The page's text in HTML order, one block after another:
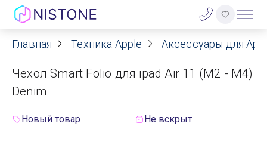
Акции
О нас
Главная Техника Apple Аксессуары для
Чехол Smart Folio для ipad Air 11 (M2 - M4)
Denim
Новый товар Не вскрыт